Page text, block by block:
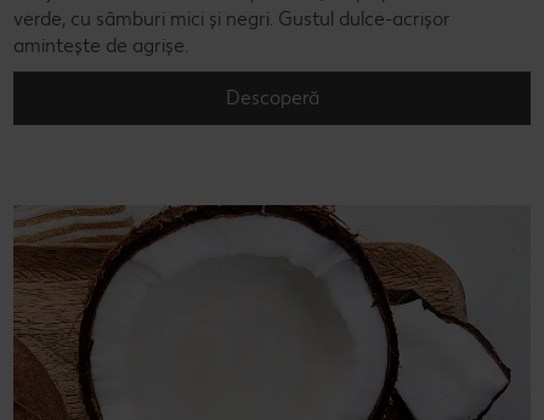
verde, cu sâmburi mici și negri. Gustul dulce-acrișor
amintește de agrișe.
Descoperă